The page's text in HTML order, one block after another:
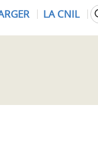
LA CNIL